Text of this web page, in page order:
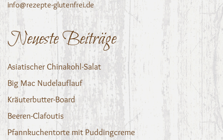
info@rezepte-glutenfrei.de
Neueste Beiträge
Asiatischer Chinakohl-Salat
Big Mac Nudelauflauf
Kräuterbutter-Board
Beeren-Clafoutis
Pfannkuchentorte mit Puddingcreme